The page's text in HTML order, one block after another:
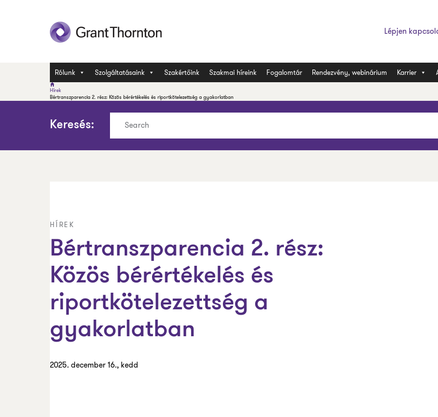
Lépjen
Rólunk Szolgáltatásaink Szakértőink Szakmai híreink Fogalomtár Rendezvény, webinárium Karrier
Hírek
Bértranszparencia 2. rész: Közös bérértékelés és riportkötelezettség a gyakorlatban
Keresés:
HÍREK
Bértranszparencia 2. rész:
Közös bérértékelés és
riportkötelezettség a
gyakorlatban
2025. december 16., kedd